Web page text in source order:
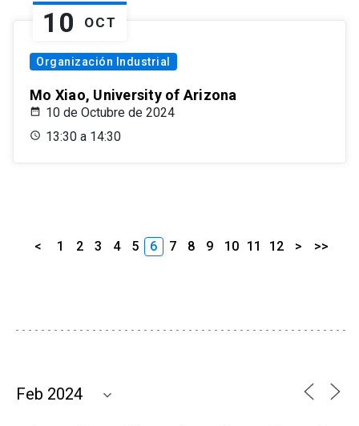
10 OCT
Organización Industrial
Mo Xiao, University of Arizona
10 de Octubre de 2024
13:30 a 14:30
< 1 2 3 4 5 6 7 8 9 10 11 12 > >>